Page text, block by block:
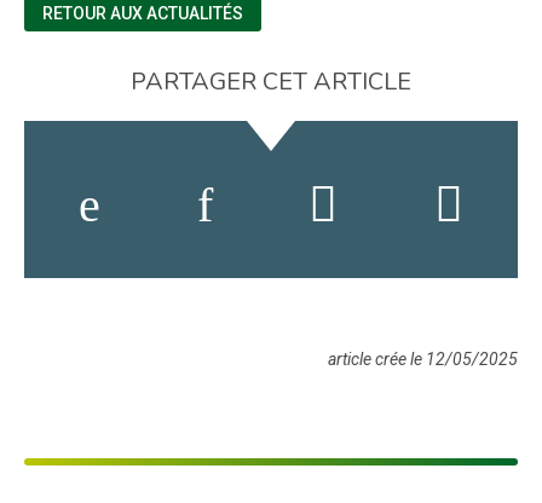
RETOUR AUX ACTUALITÉS
PARTAGER CET ARTICLE
article crée le 12/05/2025